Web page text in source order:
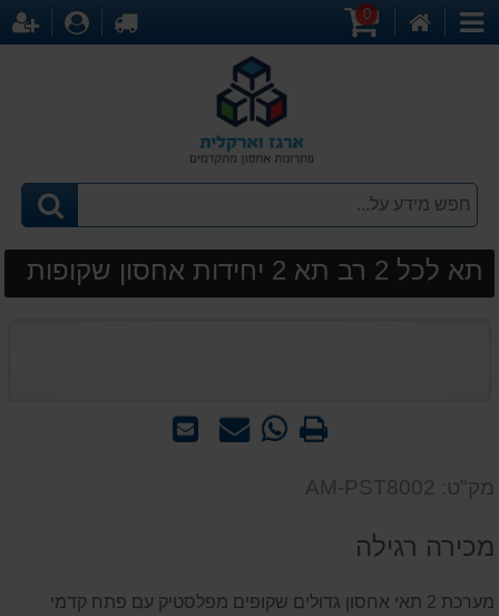
קטגוריות
0
לקופה
תא לכל 2 רב תא 2 יחידות אחסון שקופות
שלח
שאל WhatsApp
אותנו
מק"ט: AM-PST8002
מכירה רגילה
מערכת 2 תאי אחסון גדולים שקופים מפלסטיק עם פתח קדמי